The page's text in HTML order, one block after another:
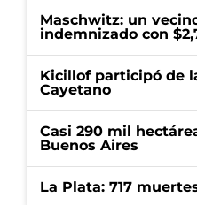
Maschwitz: un
indemnizado con
Kicillof participó de
Cayetano
Casi 290 mil
Buenos Aires
La Plata: 717